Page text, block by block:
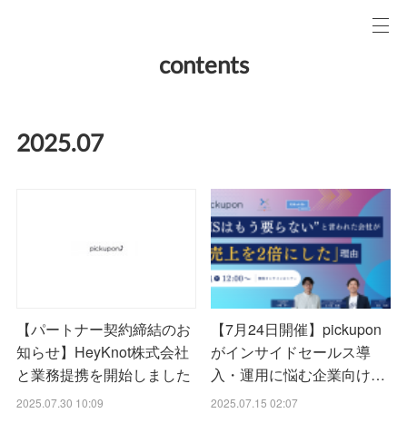
contents
2025.07
【パートナー契約締結のお
知らせ】HeyKnot株式会社
と業務提携を開始しました
2025.07.30 10:09
【7月24日開催】pickupon
がインサイドセールス導
入・運用に悩む企業向け…
2025.07.15 02:07